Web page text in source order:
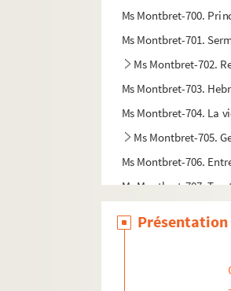
Ms Montbret-700.
Ms Montbret-701.
Ms Montbret-702.
Ms Montbret-703.
Ms Montbret-704. La
Ms Montbret-705.
Ms Montbret-706.
Ms Montbret-707.
Ms Montbret-709.
Présentation